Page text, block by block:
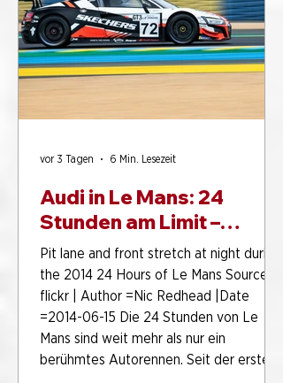
funktionierende Ausstellungen,
gepflegte Sammlungen, ein offenes
Haus für alle Generatione
Audi in Le Mans: 24
Stunden am Limit –
warum das legendäre
Rennen bis heute
fasziniert
Pit lane and front stretch at night during
the 2014 24 Hours of Le Mans Source:
flickr | Author =Nic Redhead |Date
=2014-06-15 Die 24 Stunden von Le
Mans sind weit mehr als nur ein
berühmtes Autorennen. Seit der ersten
vor 3 Tagen 6 Min. Lesezeit